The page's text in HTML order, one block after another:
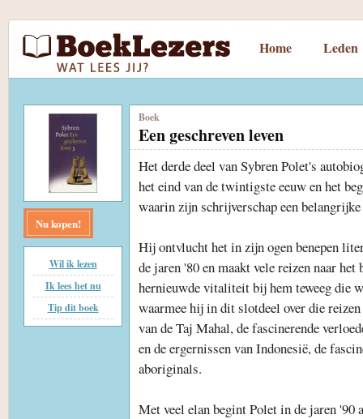
Home Leden
Nu kopen!
Wil ik lezen
Ik lees het nu
Tip dit boek
Boek
Een geschreven leven
Het derde deel van Sybren Polet's
het eind van de twintigste eeuw en het
waarin zijn schrijverschap een
Hij ontvlucht het in zijn ogen benepen
de jaren '80 en maakt vele reizen naar
hernieuwde vitaliteit bij hem teweeg die
waarmee hij in dit slotdeel over die
van de Taj Mahal, de fascinerende
en de ergernissen van Indonesië, de
aboriginals.
Met veel elan begint Polet in de jaren '90